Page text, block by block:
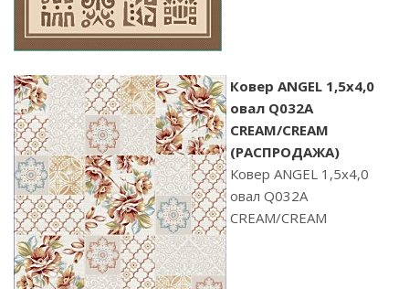
Ковер ANGEL 1,5х4,0
овал Q032A
CREAM/CREAM
(РАСПРОДАЖА)
Ковер ANGEL 1,5х4,0
овал Q032A
CREAM/CREAM